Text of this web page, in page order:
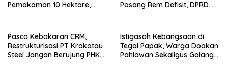
Pemakaman 10 Hektare,
Pasang Rem Defisit, DPRD
Pasca Kebakaran CRM,
Restrukturisasi PT Krakatau
Steel Jangan Berujung PHK
Istigasah Kebangsaan di
Tegal Papak, Warga Doakan
Pahlawan Sekaligus Galang